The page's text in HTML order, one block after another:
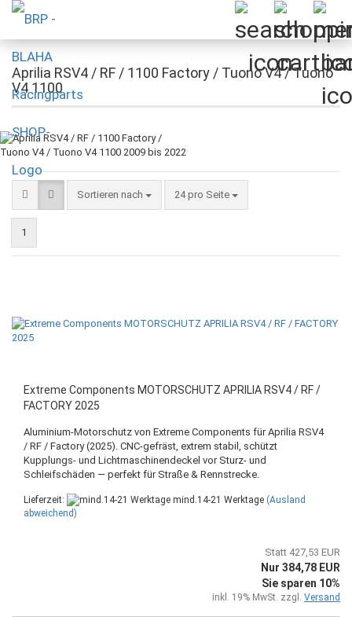
Aprilia RSV4 / RF / 1100 Factory / Tuono V4 / Tuono
V4 1100
Sortieren nach
Sortieren nach 24 pro Seite
pro Seite
1
Extreme Components MOTORSCHUTZ APRILIA RSV4 / RF /
FACTORY 2025
Aluminium‑Motorschutz von Extreme Components für Aprilia RSV4
/ RF / Factory (2025). CNC‑gefräst, extrem stabil, schützt
Kupplungs‑ und Lichtmaschinendeckel vor Sturz‑ und
Schleifschäden — perfekt für Straße & Rennstrecke.
Lieferzeit: mind.14-21 Werktage (Ausland
abweichend)
Statt 427,53 EUR
Nur 384,78 EUR
Sie sparen 10%
inkl. 19% MwSt. zzgl. Versand